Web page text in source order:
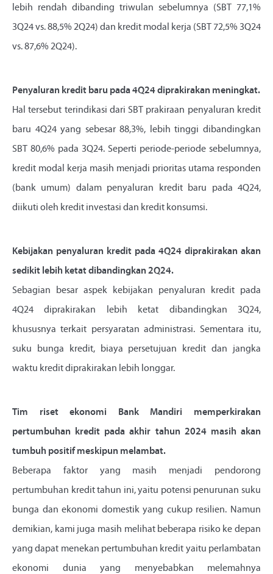
lebih rendah dibanding triwulan sebelumnya (SBT 77,1%
3Q24 vs. 88,5% 2Q24) dan kredit modal kerja (SBT 72,5% 3Q24
vs. 87,6% 2Q24).
Penyaluran kredit baru pada 4Q24 diprakirakan meningkat.
Hal tersebut terindikasi dari SBT prakiraan penyaluran kredit
baru 4Q24 yang sebesar 88,3%, lebih tinggi dibandingkan
SBT 80,6% pada 3Q24. Seperti periode-periode sebelumnya,
kredit modal kerja masih menjadi prioritas utama responden
(bank umum) dalam penyaluran kredit baru pada 4Q24,
diikuti oleh kredit investasi dan kredit konsumsi.
Kebijakan penyaluran kredit pada 4Q24 diprakirakan akan
sedikit lebih ketat dibandingkan 2Q24.
Sebagian besar aspek kebijakan penyaluran kredit pada
4Q24 diprakirakan lebih ketat dibandingkan 3Q24,
khususnya terkait persyaratan administrasi. Sementara itu,
suku bunga kredit, biaya persetujuan kredit dan jangka
waktu kredit diprakirakan lebih longgar.
Tim riset ekonomi Bank Mandiri memperkirakan
pertumbuhan kredit pada akhir tahun 2024 masih akan
tumbuh positif meskipun melambat.
Beberapa faktor yang masih menjadi pendorong
pertumbuhan kredit tahun ini, yaitu potensi penurunan suku
bunga dan ekonomi domestik yang cukup resilien. Namun
demikian, kami juga masih melihat beberapa risiko ke depan
yang dapat menekan pertumbuhan kredit yaitu perlambatan
ekonomi dunia yang menyebabkan melemahnya